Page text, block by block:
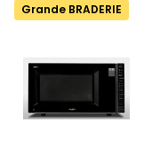
Grande BRADERIE